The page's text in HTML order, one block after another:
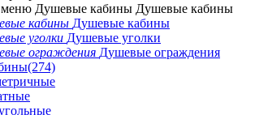
меню Душевые кабины Душевые кабины
Душевые кабины
Душевые уголки
Душевые ограждения
(274)